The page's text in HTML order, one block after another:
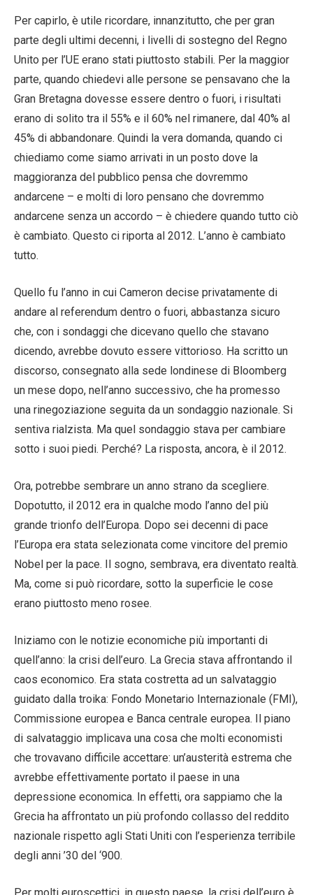
Per capirlo, è utile ricordare, innanzitutto, che per gran
parte degli ultimi decenni, i livelli di sostegno del Regno
Unito per l’UE erano stati piuttosto stabili. Per la maggior
parte, quando chiedevi alle persone se pensavano che la
Gran Bretagna dovesse essere dentro o fuori, i risultati
erano di solito tra il 55% e il 60% nel rimanere, dal 40% al
45% di abbandonare. Quindi la vera domanda, quando ci
chiediamo come siamo arrivati ​​in un posto dove la
maggioranza del pubblico pensa che dovremmo
andarcene – e molti di loro pensano che dovremmo
andarcene senza un accordo – è chiedere quando tutto ciò
è cambiato. Questo ci riporta al 2012. L’anno è cambiato
tutto.
Quello fu l’anno in cui Cameron decise privatamente di
andare al referendum dentro o fuori, abbastanza sicuro
che, con i sondaggi che dicevano quello che stavano
dicendo, avrebbe dovuto essere vittorioso. Ha scritto un
discorso, consegnato alla sede londinese di Bloomberg
un mese dopo, nell’anno successivo, che ha promesso
una rinegoziazione seguita da un sondaggio nazionale. Si
sentiva rialzista. Ma quel sondaggio stava per cambiare
sotto i suoi piedi. Perché? La risposta, ancora, è il 2012.
Ora, potrebbe sembrare un anno strano da scegliere.
Dopotutto, il 2012 era in qualche modo l’anno del più
grande trionfo dell’Europa. Dopo sei decenni di pace
l’Europa era stata selezionata come vincitore del premio
Nobel per la pace. Il sogno, sembrava, era diventato realtà.
Ma, come si può ricordare, sotto la superficie le cose
erano piuttosto meno rosee.
Iniziamo con le notizie economiche più importanti di
quell’anno: la crisi dell’euro. La Grecia stava affrontando il
caos economico. Era stata costretta ad un salvataggio
guidato dalla troika: Fondo Monetario Internazionale (FMI),
Commissione europea e Banca centrale europea. Il piano
di salvataggio implicava una cosa che molti economisti
che trovavano difficile accettare: un’austerità estrema che
avrebbe effettivamente portato il paese in una
depressione economica. In effetti, ora sappiamo che la
Grecia ha affrontato un più profondo collasso del reddito
nazionale rispetto agli Stati Uniti con l’esperienza terribile
degli anni ’30 del ‘900.